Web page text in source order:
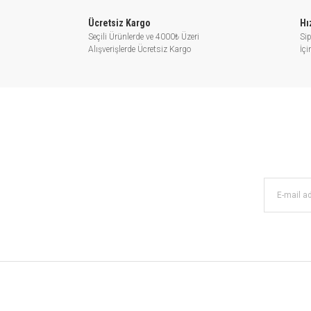
Kurulum: motorun her
Ücretsiz Kargo
Seçili Ürünlerde ve 4000₺ Üzeri
Alışverişlerde Ücretsiz Kargo